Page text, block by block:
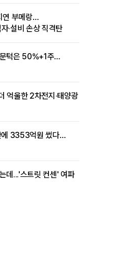
부메랑…
·설비 손상 직격탄
턱은 50%+1주…
억울한 2차전지·태양광
에 3353억원 썼다…
데...'스트릿 컨센' 여파